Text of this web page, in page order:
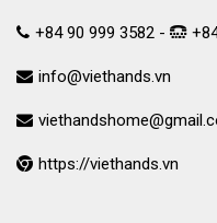
+84 90 999 3582 -
info@viethands.vn
https://viethands.vn